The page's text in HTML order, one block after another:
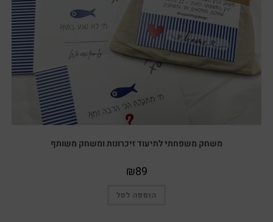
משחק משפחתי לתיעוד זיכרונות ומשחק משותף
₪89
הוספה לסל